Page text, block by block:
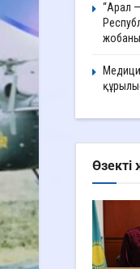
“Арал